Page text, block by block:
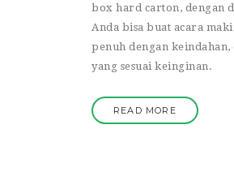
box hard carton, dengan
Anda bisa buat acara
penuh dengan keindahan,
yang sesuai keinginan.
READ MORE